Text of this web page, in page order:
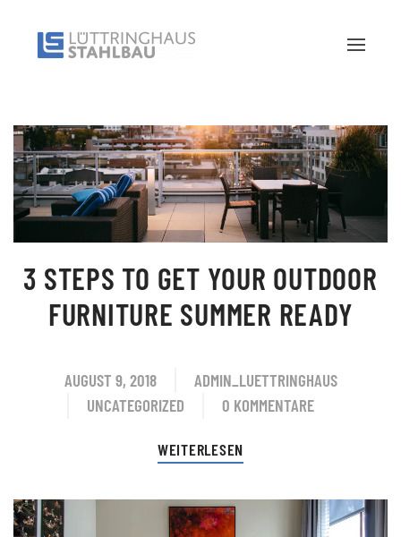
3 STEPS TO GET YOUR OUTDOOR
FURNITURE SUMMER READY
AUGUST 9, 2018
ADMIN_LUETTRINGHAUS
UNCATEGORIZED
0 KOMMENTARE
WEITERLESEN